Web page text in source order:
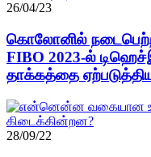
26/04/23
கொலோனில் நடைபெற்ற
FIBO 2023-ல்
தாக்கத்தை
28/09/22